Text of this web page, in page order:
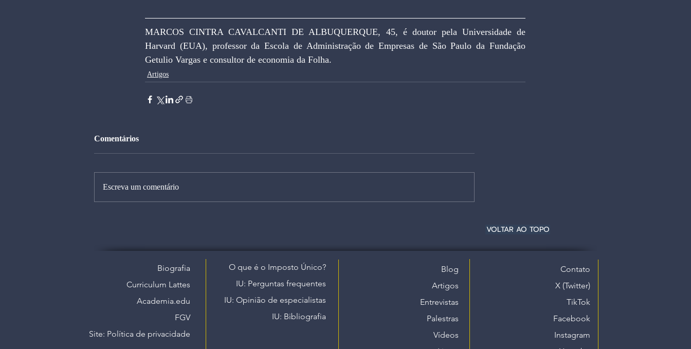
MARCOS CINTRA CAVALCANTI DE ALBUQUERQUE, 45, é doutor pela Universidade de
Harvard (EUA), professor da Escola de Administração de Empresas de São Paulo da Fundação
Getulio Vargas e consultor de economia da Folha.
Artigos
Comentários
Escreva um comentário
VOLTAR AO TOPO
Biografia
Curriculum Lattes
Academia.edu
FGV
Site: Política de privacidade​
O que é o Imposto Único?
IU: Perguntas frequentes
IU: Opinião de especialistas
IU: Bibliografia
Blog
Artigos
Entrevistas
Palestras
Vídeos
Contato
X (Twitter)
TikTok
Facebook
Instagram